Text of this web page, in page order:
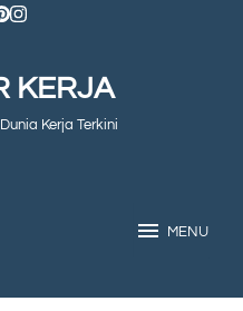
KERJA
Kerja Terkini
MENU